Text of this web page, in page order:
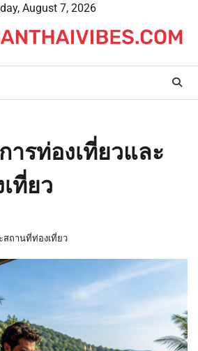
August 7, 2026
การท่องเที่ยวและ
ที่ยว
สถานที่ท่องเที่ยว